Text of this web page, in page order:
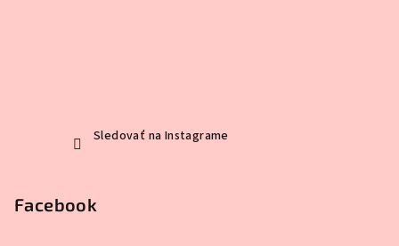
Sledovať na Instagrame
Facebook